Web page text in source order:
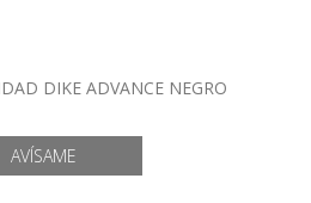
DIKE ADVANCE NEGRO